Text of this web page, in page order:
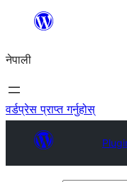
सामग्रीमा
नेपाली
वर्डप्रेस प्राप्त गर्नुहोस्